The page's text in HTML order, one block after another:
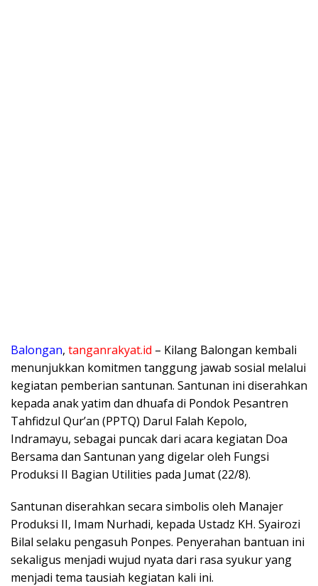
Balongan, tanganrakyat.id – Kilang Balongan kembali
menunjukkan komitmen tanggung jawab sosial melalui
kegiatan pemberian santunan. Santunan ini diserahkan
kepada anak yatim dan dhuafa di Pondok Pesantren
Tahfidzul Qur’an (PPTQ) Darul Falah Kepolo,
Indramayu, sebagai puncak dari acara kegiatan Doa
Bersama dan Santunan yang digelar oleh Fungsi
Produksi II Bagian Utilities pada Jumat (22/8).
Santunan diserahkan secara simbolis oleh Manajer
Produksi II, Imam Nurhadi, kepada Ustadz KH. Syairozi
Bilal selaku pengasuh Ponpes. Penyerahan bantuan ini
sekaligus menjadi wujud nyata dari rasa syukur yang
menjadi tema tausiah kegiatan kali ini.